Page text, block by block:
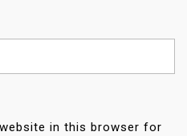
in this browser for